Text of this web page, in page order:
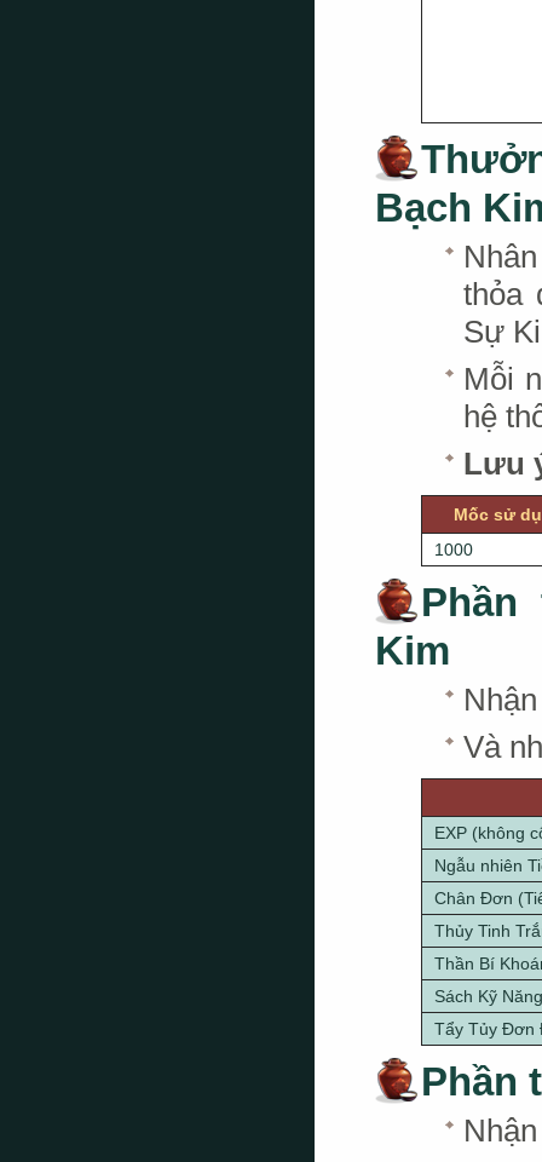
Bạch
thỏa
Sự
Mỗi
hệ
Lưu
Mốc sử
1000
Kim
Và
EXP (không
Ngẫu nhiên
Chân Đơn
Thủy Tinh
Thần Bí
Sách Kỹ
Tẩy Tủy Đơn
Phần